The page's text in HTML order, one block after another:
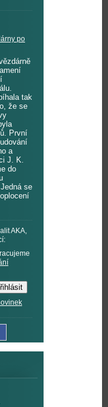
po
tak
že se
První
a
J. K.
do
se
AKA,